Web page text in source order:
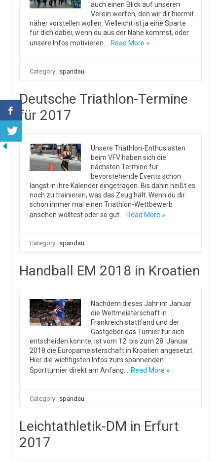
auch einen Blick auf unseren
Verein werfen, den wir dir hiermit
näher vorstellen wollen. Vielleicht ist ja eine Sparte
für dich dabei, wenn du aus der Nähe kommst, oder
unsere Infos motivieren…
Read More »
Category: spandau
Deutsche Triathlon-Termine
für 2017
Unsere Triathlon-Enthusiasten
beim VFV haben sich die
nächsten Termine für
bevorstehende Events schon
längst in ihre Kalender eingetragen. Bis dahin heißt es
noch zu trainieren, was das Zeug hält. Wenn du dir
schon immer mal einen Triathlon-Wettbewerb
ansehen wolltest oder so gut…
Read More »
Category: spandau
Handball EM 2018 in Kroatien
Nachdem dieses Jahr im Januar
die Weltmeisterschaft in
Frankreich stattfand und der
Gastgeber das Turnier für sich
entscheiden konnte, ist vom 12. bis zum 28. Januar
2018 die Europameisterschaft in Kroatien angesetzt.
Hier die wichtigsten Infos zum spannenden
Sportturnier direkt am Anfang…
Read More »
Category: spandau
Leichtathletik-DM in Erfurt
2017